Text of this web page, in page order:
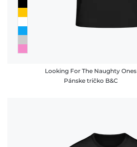
Looking For The Naughty Ones
Pánske tričko B&C